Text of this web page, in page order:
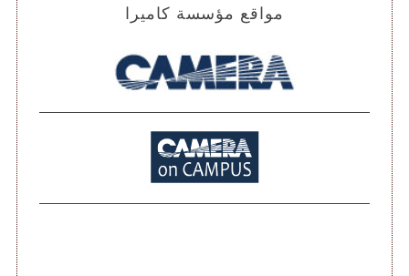
مواقع مؤسسة كاميرا